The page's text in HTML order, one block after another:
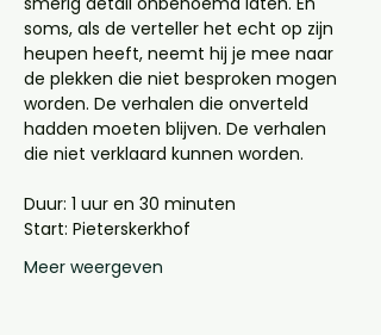
soms, als de verteller het echt op zijn
heupen heeft, neemt hij je mee naar
de plekken die niet besproken mogen
worden. De verhalen die onverteld
hadden moeten blijven. De verhalen
die niet verklaard kunnen worden.
Duur: 1 uur en 30 minuten
Start: Pieterskerkhof
Meer weergeven